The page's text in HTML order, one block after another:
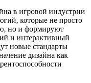
в игровой индустрии
которые не просто
но и формируют
и интерактивный
новые стандарты
дизайна как